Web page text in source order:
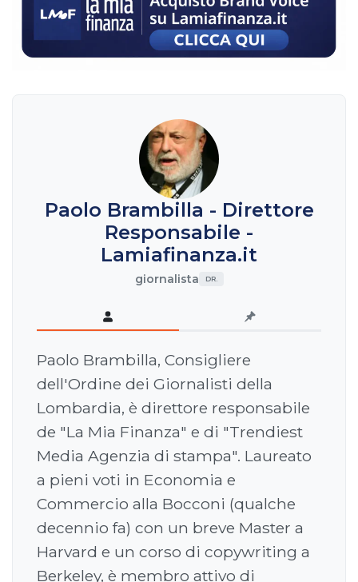
Paolo Brambilla - Direttore
Responsabile -
Lamiafinanza.it
giornalista DR.
Paolo Brambilla, Consigliere
dell'Ordine dei Giornalisti della
Lombardia, è direttore responsabile
de "La Mia Finanza" e di "Trendiest
Media Agenzia di stampa". Laureato
a pieni voti in Economia e
Commercio alla Bocconi (qualche
decennio fa) con un breve Master a
Harvard e un corso di copywriting a
Berkeley, è membro attivo di